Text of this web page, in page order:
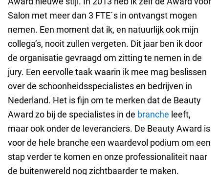
Salon met meer dan 3 FTE´s in ontvangst mogen
nemen. Een moment dat ik, en natuurlijk ook mijn
collega’s, nooit zullen vergeten. Dit jaar ben ik door
de organisatie gevraagd om zitting te nemen in de
jury. Een eervolle taak waarin ik mee mag beslissen
over de schoonheidsspecialistes en bedrijven in
Nederland. Het is fijn om te merken dat de Beauty
Award zo bij de specialistes in de branche leeft,
maar ook onder de leveranciers. De Beauty Award is
voor de hele branche een waardevol podium om een
stap verder te komen en onze professionaliteit naar
de buitenwereld nog zichtbaarder te maken.